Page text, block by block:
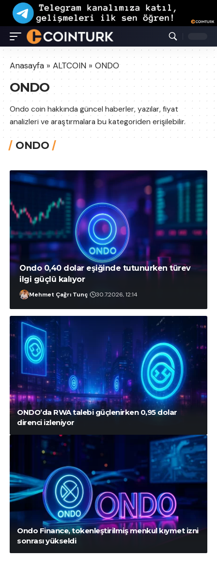
Anasayfa » ALTCOIN » ONDO
ONDO
Ondo coin hakkında güncel haberler, yazılar, fiyat
analizleri ve araştırmalara bu kategoriden erişilebilir.
ONDO
İlayda Peker 1.8.2026, 02:21
Ondo 0,40 dolar eşiğinde tutunurken türev
ilgi güçlü kalıyor
Mehmet Çağrı Tunç 30.7.2026, 12:14
ONDO’da RWA talebi güçlenirken 0,95 dolar
direnci izleniyor
Ondo Finance, tokenleştirilmiş menkul kıymet izni
sonrası yükseldi